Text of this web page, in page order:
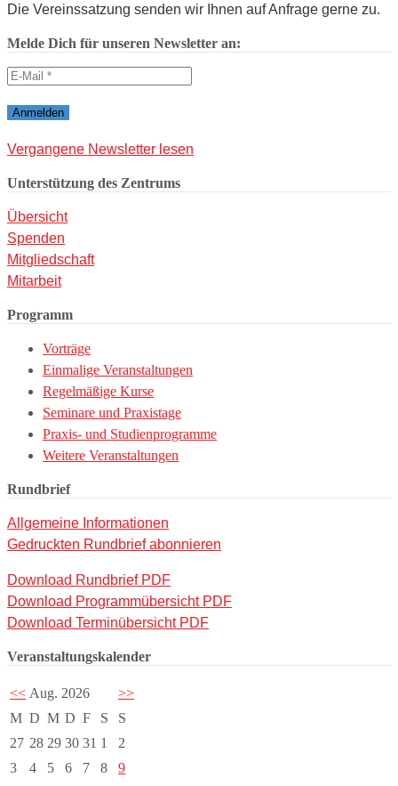
Die Vereinssatzung senden wir Ihnen auf Anfrage gerne zu.
Melde Dich für unseren Newsletter an:
Vergangene Newsletter lesen
Unterstützung des Zentrums
Übersicht
Spenden
Mitgliedschaft
Mitarbeit
Programm
Vorträge
Einmalige Veranstaltungen
Regelmäßige Kurse
Seminare und Praxistage
Praxis- und Studienprogramme
Weitere Veranstaltungen
Rundbrief
Allgemeine Informationen
Gedruckten Rundbrief abonnieren
Download Rundbrief PDF
Download Programmübersicht PDF
Download Terminübersicht PDF
Veranstaltungskalender
<< Aug. 2026
>>
M D M D F S
S
27 28 29 30 31 1
2
3
4 5 6 7 8
9